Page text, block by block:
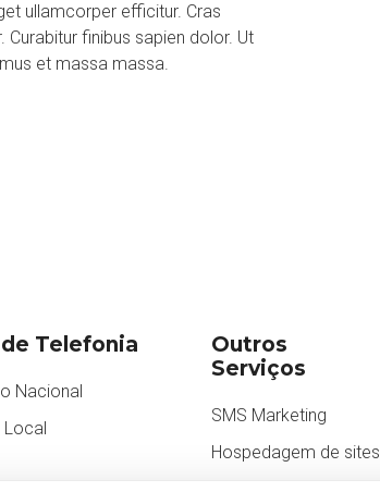
ullamcorper efficitur. Cras
finibus sapien dolor. Ut
et massa massa.
Telefonia
Nacional
Outros
Serviços
SMS Marketing
Hospedagem de sites